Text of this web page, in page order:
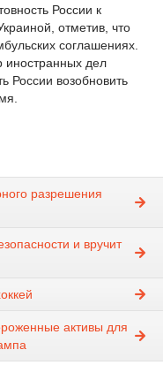
России к
отметив, что
соглашениях.
иностранных дел
России возобновить
разрешения
и вручит
активы для